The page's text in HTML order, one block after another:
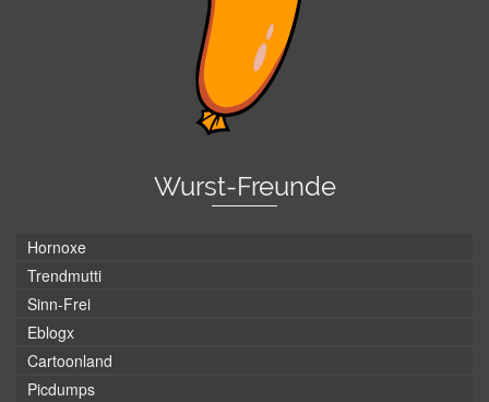
Wurst-Freunde
Hornoxe
Trendmutti
Sinn-Frei
Eblogx
Cartoonland
Picdumps